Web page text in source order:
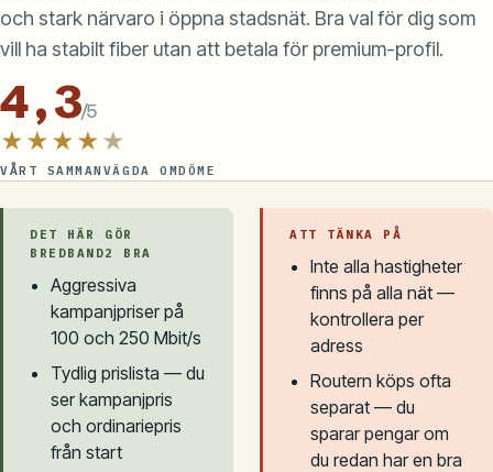
och stark närvaro i öppna stadsnät. Bra val för dig som
vill ha stabilt fiber utan att betala för premium-profil.
4,3/5
★★★★ ★
VÅRT SAMMANVÄGDA OMDÖME
DET HÄR GÖR
BREDBAND2 BRA
Aggressiva
kampanjpriser på
100 och 250 Mbit/s
Tydlig prislista — du
ser kampanjpris
och ordinariepris
från start
ATT TÄNKA PÅ
Inte alla hastigheter
finns på alla nät —
kontrollera per
adress
Routern köps ofta
separat — du
sparar pengar om
du redan har en bra